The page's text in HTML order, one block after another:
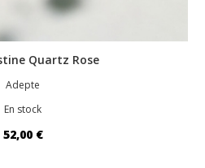
Quartz Rose
Adepte
En stock
52,00 €